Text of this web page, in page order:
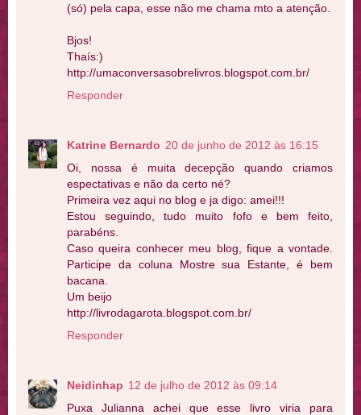
(só) pela capa, esse não me chama mto a atenção.
Bjos!
Thaís:)
http://umaconversasobrelivros.blogspot.com.br/
Responder
Katrine Bernardo 20 de junho de 2012 às 16:15
Oi, nossa é muita decepção quando criamos
espectativas e não da certo né?
Primeira vez aqui no blog e ja digo: amei!!!
Estou seguindo, tudo muito fofo e bem feito,
parabéns.
Caso queira conhecer meu blog, fique a vontade.
Participe da coluna Mostre sua Estante, é bem
bacana.
Um beijo
http://livrodagarota.blogspot.com.br/
Responder
Neidinhap 12 de julho de 2012 às 09:14
Puxa Julianna achei que esse livro viria para